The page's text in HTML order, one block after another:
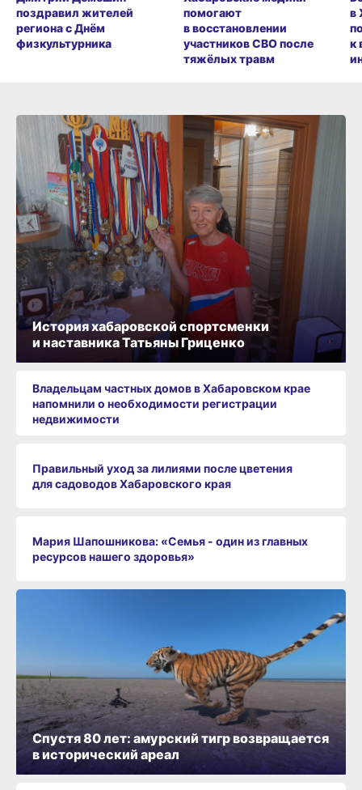
поздравил жителей
региона с Днём
физкультурника
помогают
в восстановлении
участников СВО после
тяжёлых травм
в
к
История хабаровской спортсменки
и наставника Татьяны Гриценко
Владельцам частных домов в Хабаровском крае
напомнили о необходимости регистрации
недвижимости
Правильный уход за лилиями после цветения
для садоводов Хабаровского края
Мария Шапошникова: «Семья - один из главных
ресурсов нашего здоровья»
Спустя 80 лет: амурский тигр возвращается
в исторический ареал